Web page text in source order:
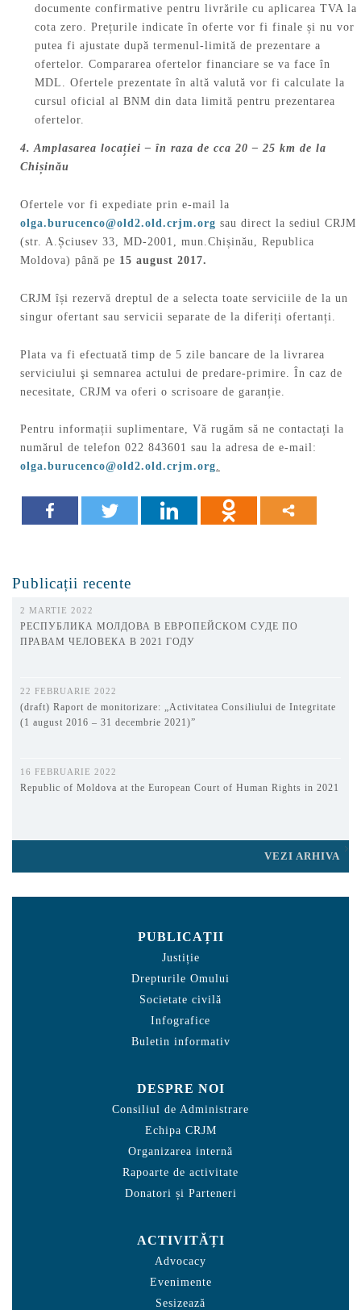
documente confirmative pentru livrările cu aplicarea TVA la
cota zero. Prețurile indicate în oferte vor fi finale și nu vor
putea fi ajustate după termenul-limită de prezentare a
ofertelor. Compararea ofertelor financiare se va face în
MDL. Ofertele prezentate în altă valută vor fi calculate la
cursul oficial al BNM din data limită pentru prezentarea
ofertelor.
4. Amplasarea locației – în raza de cca 20 – 25 km de la
Chișinău
Ofertele vor fi expediate prin e-mail la
olga.burucenco@old2.old.crjm.org sau direct la sediul CRJM
(str. A.Șciusev 33, MD-2001, mun.Chișinău, Republica
Moldova) până pe 15 august 2017.
CRJM își rezervă dreptul de a selecta toate serviciile de la un
singur ofertant sau servicii separate de la diferiți ofertanți.
Plata va fi efectuată timp de 5 zile bancare de la livrarea
serviciului şi semnarea actului de predare-primire. În caz de
necesitate, CRJM va oferi o scrisoare de garanție.
Pentru informații suplimentare, Vă rugăm să ne contactați la
numărul de telefon 022 843601 sau la adresa de e-mail:
olga.burucenco@old2.old.crjm.org.
Publicații recente
2 MARTIE 2022
РЕСПУБЛИКА МОЛДОВА В ЕВРОПЕЙСКОМ СУДЕ ПО
ПРАВАМ ЧЕЛОВЕКА В 2021 ГОДУ
22 FEBRUARIE 2022
(draft) Raport de monitorizare: „Activitatea Consiliului de Integritate
(1 august 2016 – 31 decembrie 2021)”
16 FEBRUARIE 2022
Republic of Moldova at the European Court of Human Rights in 2021
VEZI ARHIVA
PUBLICAȚII
Justiție
Drepturile Omului
Societate civilă
Infografice
Buletin informativ
DESPRE NOI
Consiliul de Administrare
Echipa CRJM
Organizarea internă
Rapoarte de activitate
Donatori și Parteneri
ACTIVITĂȚI
Advocacy
Evenimente
Sesizează